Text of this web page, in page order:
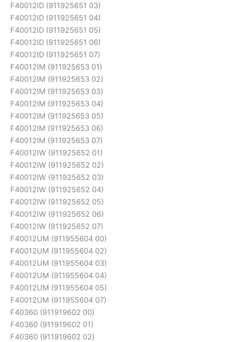
F40012ID (911925651 03)
F40012ID (911925651 04)
F40012ID (911925651 05)
F40012ID (911925651 06)
F40012ID (911925651 07)
F40012IM (911925653 01)
F40012IM (911925653 02)
F40012IM (911925653 03)
F40012IM (911925653 04)
F40012IM (911925653 05)
F40012IM (911925653 06)
F40012IM (911925653 07)
F40012IW (911925652 01)
F40012IW (911925652 02)
F40012IW (911925652 03)
F40012IW (911925652 04)
F40012IW (911925652 05)
F40012IW (911925652 06)
F40012IW (911925652 07)
F40012UM (911955604 00)
F40012UM (911955604 02)
F40012UM (911955604 03)
F40012UM (911955604 04)
F40012UM (911955604 05)
F40012UM (911955604 07)
F40360 (911919602 00)
F40360 (911919602 01)
F40360 (911919602 02)